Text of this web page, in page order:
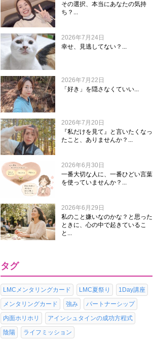
その選択、本当にあなたの気持
ち？...
2026年7月24日
幸せ、見逃してない？...
2026年7月22日
「好き」を隠さなくていい...
2026年7月20日
『私だけを見て』と言いたくなっ
たこと、ありませんか？...
2026年6月30日
一番大切な人に、一番ひどい言葉
を使っていませんか？...
2026年6月29日
私のこと嫌いなのかな？と思った
ときに、心の中で起きているこ
と...
タグ
LMCメンタリングカード LMC夏祭り
1Day講座
メンタリングカード
強み
パートナーシップ
内面ホリホリ
アインシュタインの成功方程式
陰陽
ライフミッション